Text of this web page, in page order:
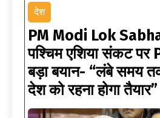
देश
PM Modi Lok
पश्चिम एशिया संकट पर
बड़ा बयान- “लंबे समय
देश को रहना होगा तैयार”